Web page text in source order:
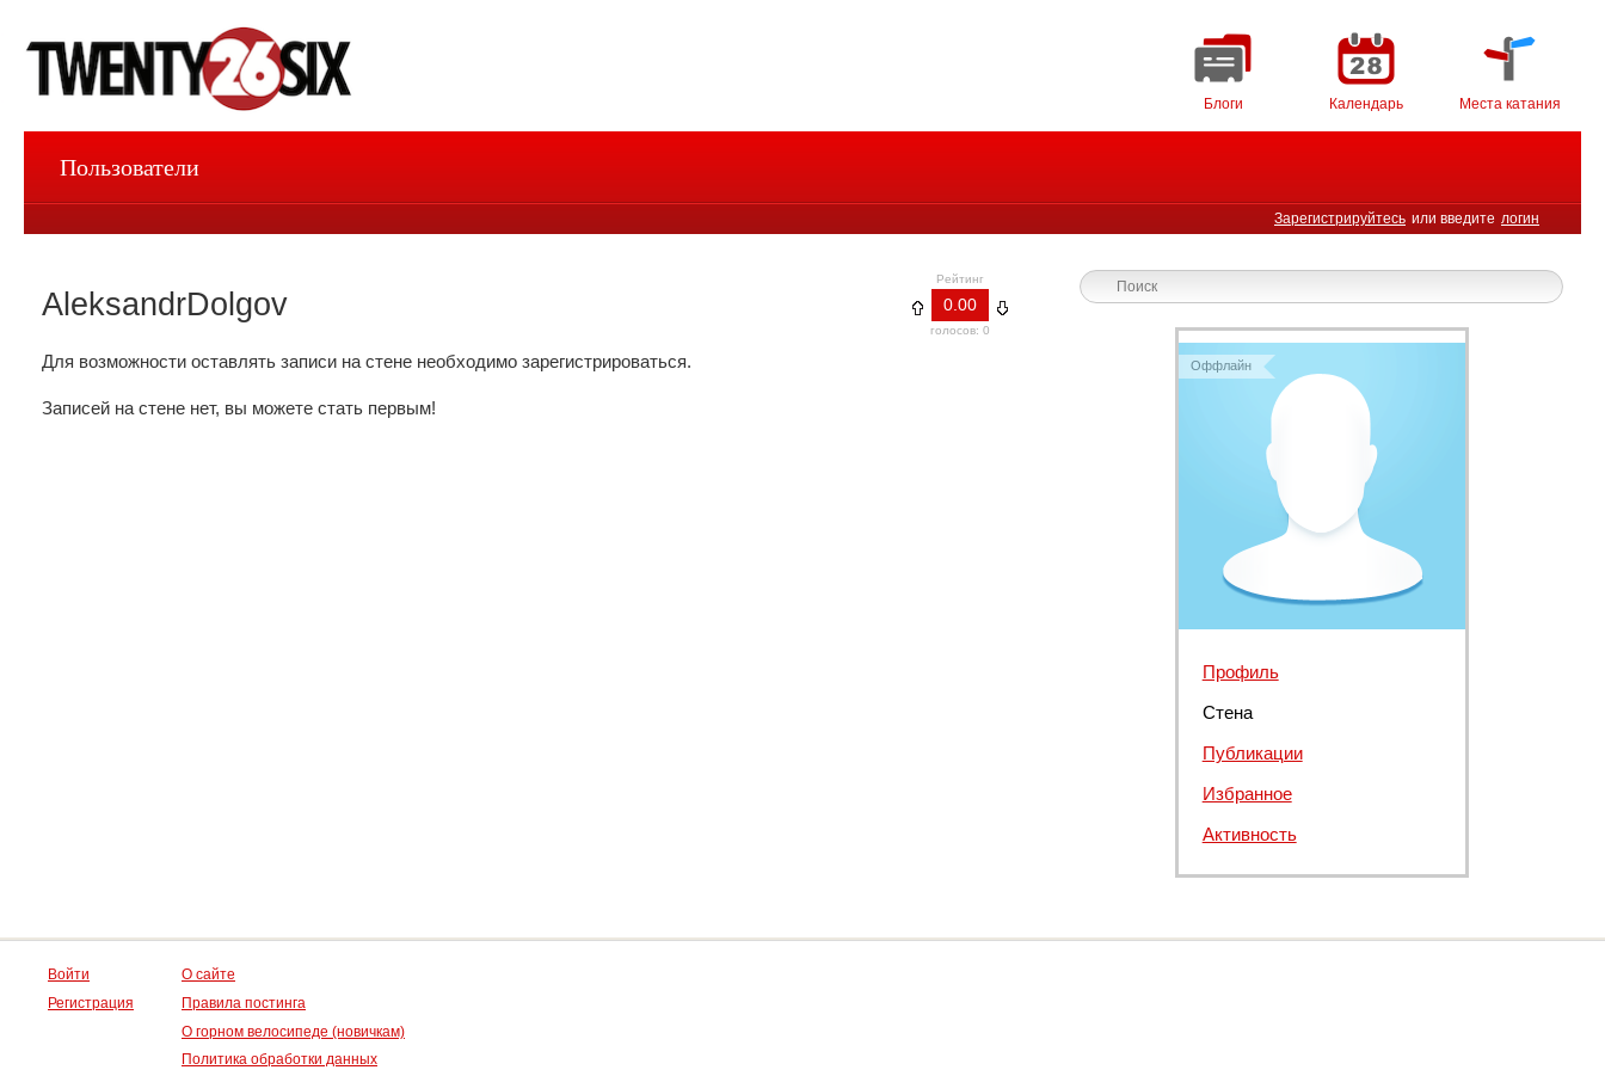
Блоги Календарь Места катания
Зарегистрируйтесь или введите логин
Пользователи
Рейтинг
0.00
голосов: 0
AleksandrDolgov
Для возможности оставлять записи на стене необходимо зарегистрироваться.
Записей на стене нет, вы можете стать первым!
Оффлайн
Профиль
Стена
Публикации
Избранное
Активность
Войти
Регистрация
О сайте
Правила постинга
О горном велосипеде (новичкам)
Политика обработки данных